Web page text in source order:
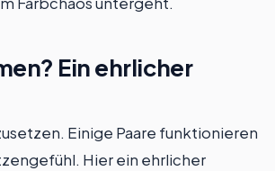
Ein ehrlicher
Einige Paare funktionieren
Hier ein ehrlicher